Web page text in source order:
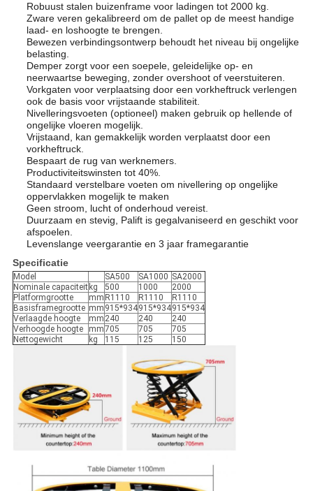
Robuust stalen buizenframe voor ladingen tot 2000 kg.
Zware veren gekalibreerd om de pallet op de meest handige
laad- en loshoogte te brengen.
Bewezen verbindingsontwerp behoudt het niveau bij ongelijke
belasting.
Demper zorgt voor een soepele, geleidelijke op- en
neerwaartse beweging, zonder overshoot of veerstuiteren.
Vorkgaten voor verplaatsing door een vorkheftruck verlengen
ook de basis voor vrijstaande stabiliteit.
Nivelleringsvoeten (optioneel) maken gebruik op hellende of
ongelijke vloeren mogelijk.
Vrijstaand, kan gemakkelijk worden verplaatst door een
vorkheftruck.
Bespaart de rug van werknemers.
Productiviteitswinsten tot 40%.
Standaard verstelbare voeten om nivellering op ongelijke
oppervlakken mogelijk te maken
Geen stroom, lucht of onderhoud vereist.
Duurzaam en stevig, Palift is gegalvaniseerd en geschikt voor
afspoelen.
Levenslange veergarantie en 3 jaar framegarantie
Specificatie
Model SA500 SA1000 SA2000
Nominale capaciteit kg 500 1000
2000
Platformgrootte
mm R1110 R1110
R1110
Basisframegrootte mm 915*934915*934915*934
Verlaagde hoogte
mm 240 240
240
Verhoogde hoogte
mm705 705
705
Nettogewicht
kg 115 125 150